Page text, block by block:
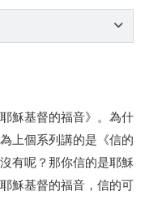
聖經故事
學習方法
建立榮耀教會
穌基督的福音》。為什
上個系列講的是《信的
有呢？那你信的是耶穌
穌基督的福音，信的可